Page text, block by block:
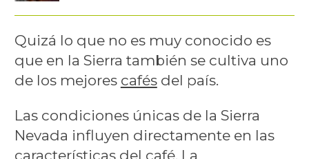
Quizá lo que no es muy conocido es
que en la Sierra también se cultiva uno
de los mejores cafésdel país.
Las condiciones únicas de la Sierra
Nevada influyen directamente en las
características del café. La